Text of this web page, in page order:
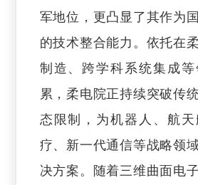
军地位，更凸显了其作为
的技术整合能力。依托在
制造、跨学科系统集成
累，柔电院正持续突破传
态限制，为机器人、航
疗、新一代通信等战略领
决方案。随着三维曲面电